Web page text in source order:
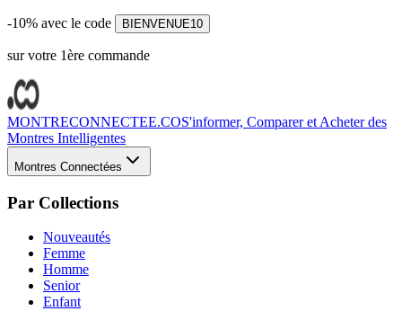
-10% avec le code BIENVENUE10
sur votre 1ère commande
MONTRECONNECTEE.COS'informer, Comparer et Acheter des
Montres Intelligentes
Montres Connectées
Par Collections
Nouveautés
Femme
Homme
Senior
Enfant